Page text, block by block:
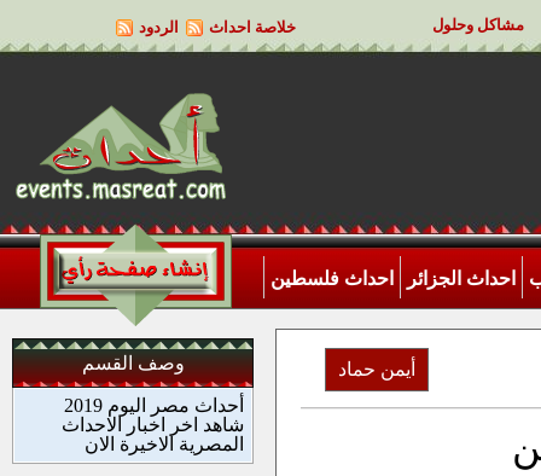
مشاكل وحلول خلاصة احداث الردود
احداث الجزائر احداث فلسطين
أيمن حماد وصف القسم
أحداث مصر اليوم 2019
شاهد اخر اخبار الاحداث
المصرية الاخيرة الان